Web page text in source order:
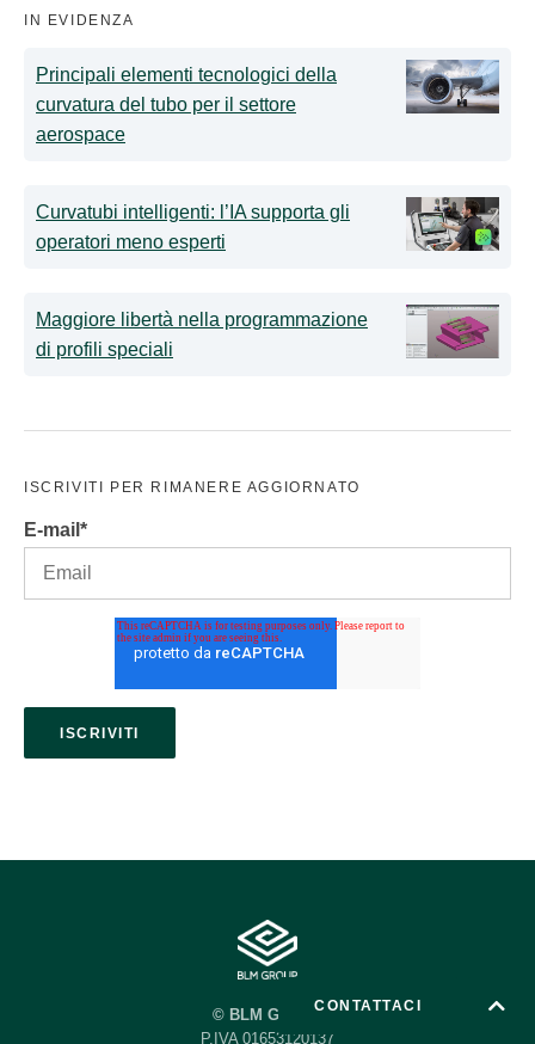
IN EVIDENZA
Principali elementi tecnologici della
curvatura del tubo per il settore
aerospace
Curvatubi intelligenti: l’IA supporta gli
operatori meno esperti
Maggiore libertà nella programmazione
di profili speciali
ISCRIVITI PER RIMANERE AGGIORNATO
E-mail *
CONTATTACI
© BLM GROUP
P.IVA 01653120137